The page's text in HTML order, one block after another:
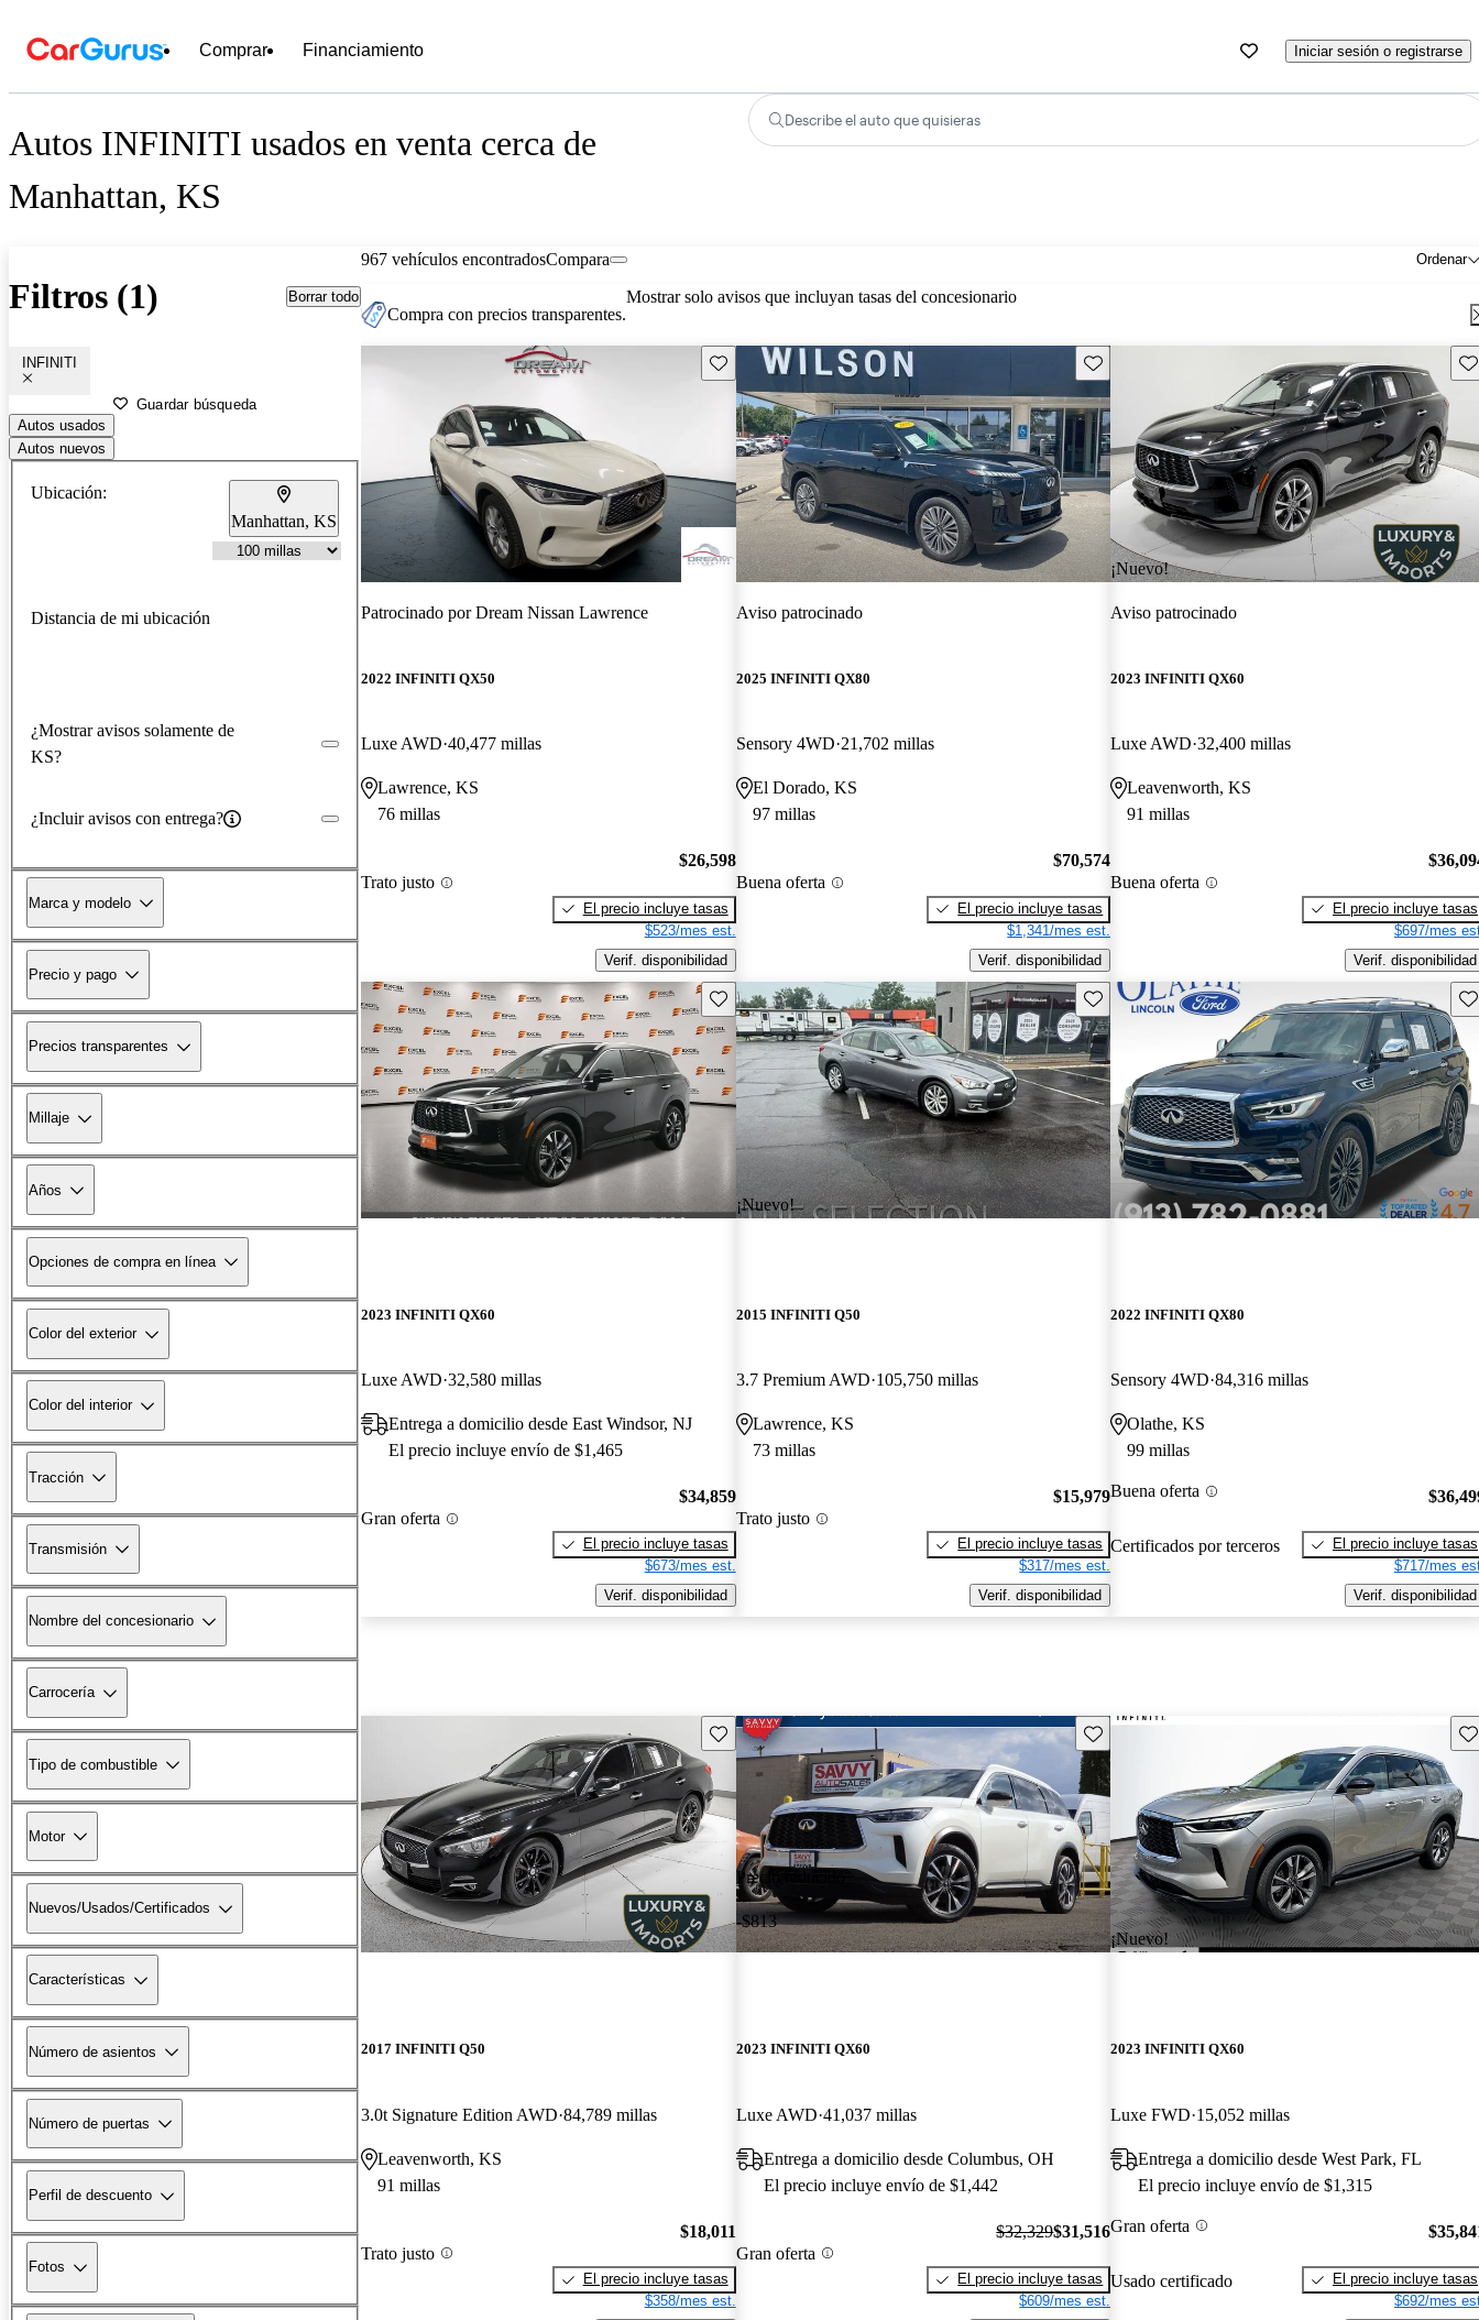
Comprar Financiamiento Iniciar sesión o registrarse
Autos INFINITI usados en venta cerca de
Manhattan, KS
Describe el auto que quisieras
Filtros (1) Borrar todo
INFINITI
Guardar búsqueda
Autos usados
Autos nuevos
Ubicación:
Manhattan, KS
Distancia de mi ubicación
¿Mostrar avisos solamente de
KS?
¿Incluir avisos con entrega?
Marca y modelo
Precio y pago
Precios transparentes
Millaje
Años
Opciones de compra en línea
Color del exterior
Color del interior
Tracción
Transmisión
Nombre del concesionario
Carrocería
Tipo de combustible
Motor
Nuevos/Usados/Certificados
Características
Número de asientos
Número de puertas
Perfil de descuento
Fotos
967 vehículos encontrados Ordenar
Compara
Compra con precios transparentes.
Mostrar solo avisos que incluyan tasas del concesionario
Guarda este Aviso
Patrocinado porDream Nissan Lawrence
2022 INFINITI QX50
Luxe AWD 40,477 millas
Lawrence, KS
76 millas
Trato justo
$26,598
El precio incluye tasas
$523/mes est.
Verif. disponibilidad
Guarda este Aviso
Aviso patrocinado
2025 INFINITI QX80
Sensory 4WD 21,702 millas
El Dorado, KS
97 millas
Buena oferta
$70,574
El precio incluye tasas
$1,341/mes est.
Verif. disponibilidad
¡Nuevo!
Aviso patrocinado
2023 INFINITI QX60
Luxe AWD 32,400 millas
Leavenworth, KS
91 millas
Buena oferta
El precio incluye tasas
$697/mes
Verif. disponibilidad
Guarda este Aviso
2023 INFINITI QX60
Luxe AWD 32,580 millas
Entrega a domicilio desde East Windsor, NJ
El precio incluye envío de $1,465
Gran oferta
$34,859
El precio incluye tasas
$673/mes est.
Verif. disponibilidad
¡Nuevo!
Guarda este Aviso
2015 INFINITI Q50
3.7 Premium AWD 105,750 millas
Lawrence, KS
73 millas
Trato justo
$15,979
El precio incluye tasas
$317/mes est.
Verif. disponibilidad
2022 INFINITI QX80
Sensory 4WD 84,316 millas
Olathe, KS
99 millas
Buena oferta
Certificados por terceros
El precio incluye tasas
$717/mes
Verif. disponibilidad
Guarda este Aviso
2017 INFINITI Q50
3.0t Signature Edition AWD 84,789 millas
Leavenworth, KS
91 millas
Trato justo
$18,011
El precio incluye tasas
$358/mes est.
Precio reducido
-$813
Guarda este Aviso
2023 INFINITI QX60
Luxe AWD 41,037 millas
Entrega a domicilio desde Columbus, OH
El precio incluye envío de $1,442
Gran oferta
$32,329$31,516
El precio incluye tasas
$609/mes est.
¡Nuevo!
2023 INFINITI QX60
Luxe FWD 15,052 millas
Entrega a domicilio desde West Park, FL
El precio incluye envío de $1,315
Gran oferta
Usado certificado
El precio incluye tasas
$692/mes